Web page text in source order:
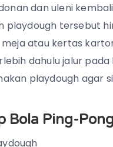
dan uleni
playdough tersebut
atau kertas
dahulu jalur
playdough agar
Bola Ping-